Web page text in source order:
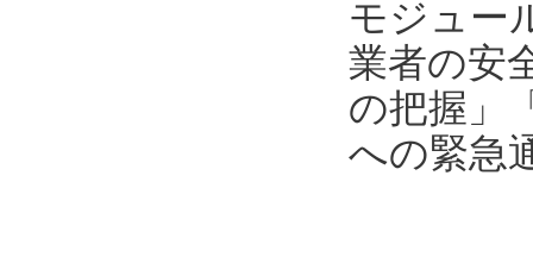
モジュー
業者の安
の把握」
への緊急